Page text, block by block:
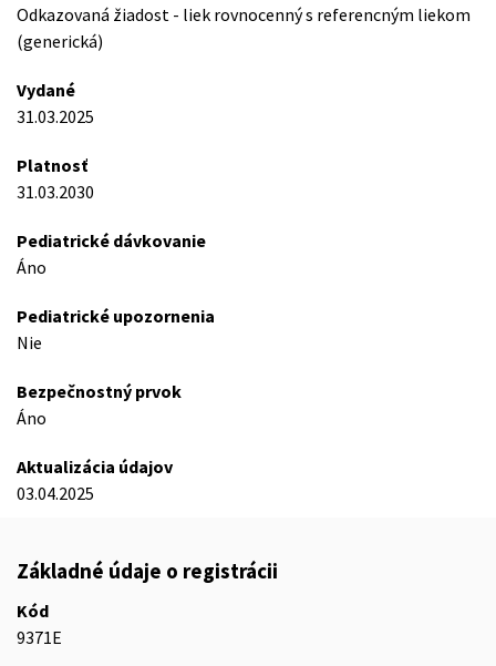
Odkazovaná žiadost - liek rovnocenný s referencným liekom
(generická)
Vydané
31.03.2025
Platnosť
31.03.2030
Pediatrické dávkovanie
Áno
Pediatrické upozornenia
Nie
Bezpečnostný prvok
Áno
Aktualizácia údajov
03.04.2025
Základné údaje o registrácii
Kód
9371E